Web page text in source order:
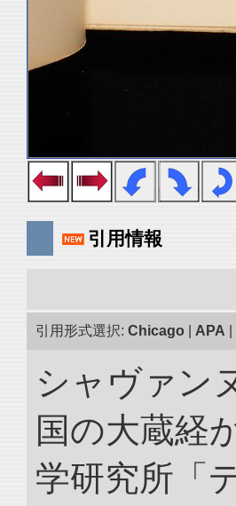
引用情報
引用形式選択: Chicago APA
シャヴァン
国の大蔵経
学研究所「